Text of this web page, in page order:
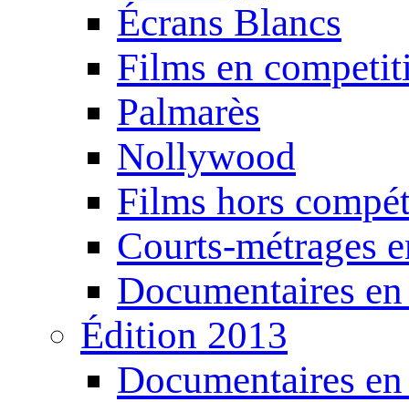
Écrans Blancs
Films en
Palmarès
Nollywood
Films hors
Courts-métrages
Documentaires
Édition 2013
Documentaires